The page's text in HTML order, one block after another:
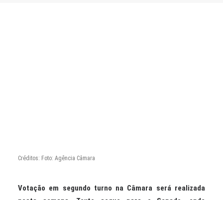
Créditos: Foto: Agência Câmara
Votação em segundo turno na Câmara será realizada